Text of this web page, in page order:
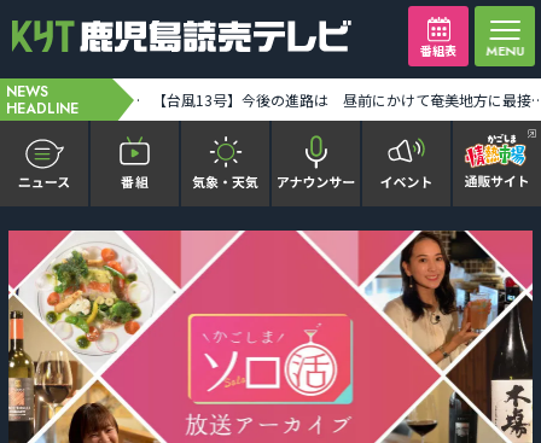
番組表
NEWS
HEADLINE 奄美地方が台風13号の暴風域に 奄美市笠利で最大瞬間風速34メートル観測 土砂災害などに警戒を [2026-08-07 06:42:00]
かごピタ FAMILIAR
KYT news every かごしま
かごしまソロ活
It推しTV